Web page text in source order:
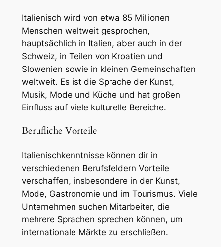
Italienisch wird von etwa 85 Millionen
Menschen weltweit gesprochen,
hauptsächlich in Italien, aber auch in der
Schweiz, in Teilen von Kroatien und
Slowenien sowie in kleinen Gemeinschaften
weltweit. Es ist die Sprache der Kunst,
Musik, Mode und Küche und hat großen
Einfluss auf viele kulturelle Bereiche.
Berufliche Vorteile
Italienischkenntnisse können dir in
verschiedenen Berufsfeldern Vorteile
verschaffen, insbesondere in der Kunst,
Mode, Gastronomie und im Tourismus. Viele
Unternehmen suchen Mitarbeiter, die
mehrere Sprachen sprechen können, um
internationale Märkte zu erschließen.